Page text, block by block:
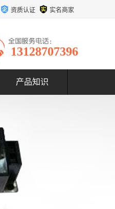
资质认证 实名商家
13128707396
产品知识